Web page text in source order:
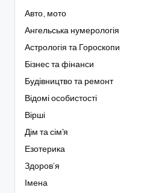
Авто, мото
Ангельська нумерологія
Астрологія та Гороскопи
Бізнес та фінанси
Будівництво та ремонт
Відомі особистості
Вірші
Дім та сім'я
Езотерика
Здоров’я
Імена